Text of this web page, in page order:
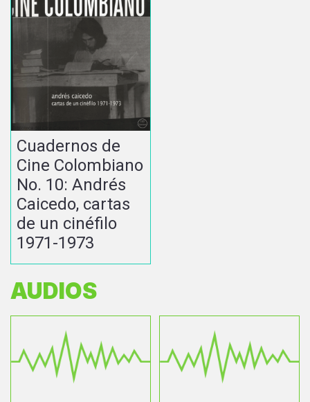
Cuadernos de
Cine Colombiano
No. 10: Andrés
Caicedo, cartas
de un cinéfilo
1971-1973
AUDIOS